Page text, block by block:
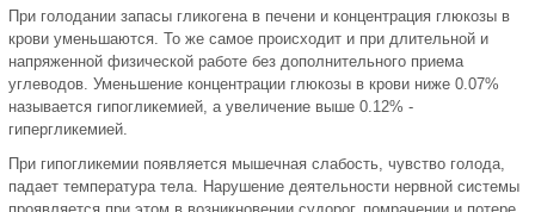
При голодании запасы гликогена в печени и концентрация глюкозы в
крови уменьшаются. То же самое происходит и при длительной и
напряженной физической работе без дополнительного приема
углеводов. Уменьшение концентрации глюкозы в крови ниже 0.07%
называется гипогликемией, а увеличение выше 0.12% -
гипергликемией.
При гипогликемии появляется мышечная слабость, чувство голода,
падает температура тела. Нарушение деятельности нервной системы